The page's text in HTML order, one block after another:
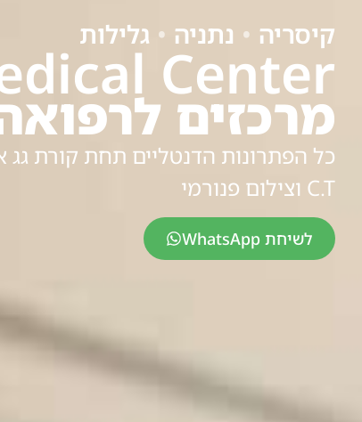
קיסריה • נתניה • גלילות
Center
מרכזים
כל הפתרונות הדנטליים תחת קורת
C.T וצילום פנורמי
לשיחת WhatsApp